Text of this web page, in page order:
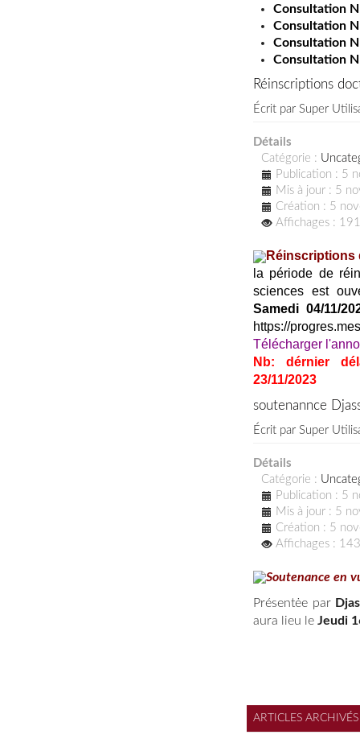
Consultation
Consultation
Consultation
Consultation
Réinscriptions
Écrit par Super
Détails
Catégorie :
Publication : 5
Mis à jour : 5
Création : 5
Affichages :
Réinscriptions
la période de
sciences est
Samedi 04/11/
https://
Télécharger
Nb: dérnier
23/11/2023
soutenannce
Écrit par Super
Détails
Catégorie :
Publication : 5
Mis à jour : 5
Création : 5
Affichages :
Soutenance en
Présentėe par
aura lieu le Jeudi
ARTICLES ARCHIVÉS